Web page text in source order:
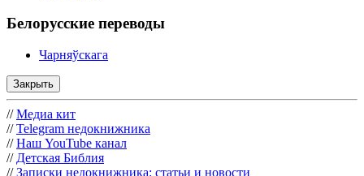
Белорусские переводы
Чарняўскага
Закрыть
// Медиа кит
// Telegram недокнижника
// Наш YouTube канал
// Детская Библия
// Записки недокнижника: статьи и новости